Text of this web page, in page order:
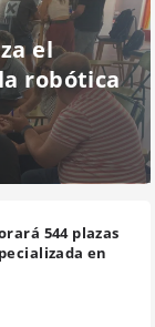
el
robótica
544 plazas
en